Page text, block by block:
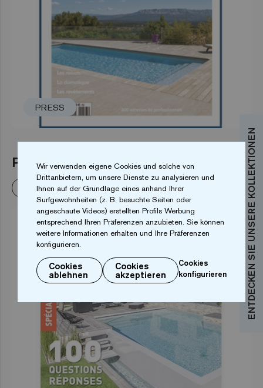
ENTDECKEN SIE UNSERE KOLLEKTIONEN
PRESS
PISCINES & SPAS N° 253
Weiterlesen
Wir verwenden eigene Cookies und solche von
Drittanbietern, um unsere Dienste zu analysieren und
Ihnen auf der Grundlage eines anhand Ihrer
Surfgewohnheiten (z. B. besuchte Seiten oder
angeschaute Videos) erstellten Profils Werbung
entsprechend Ihren Präferenzen anzubieten. Sie können
weitere Informationen erhalten und Ihre Präferenzen
konfigurieren.
Cookies
ablehnen
Cookies
akzeptieren
Cookies
konfigurieren